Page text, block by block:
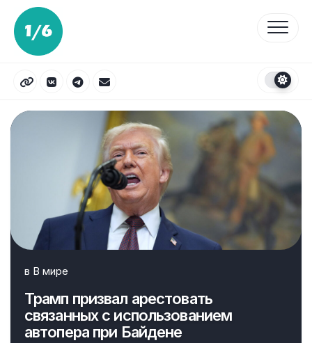
Перейти
содержанию
в В мире
Трамп призвал арестовать
связанных с использованием
автопера при Байдене